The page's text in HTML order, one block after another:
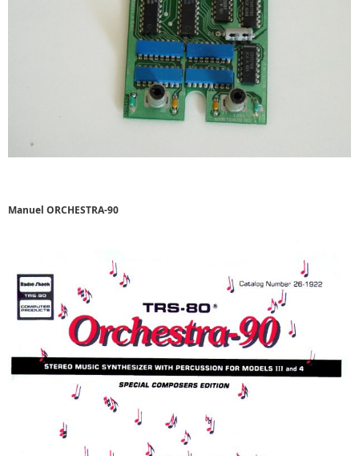
Manuel ORCHESTRA-90